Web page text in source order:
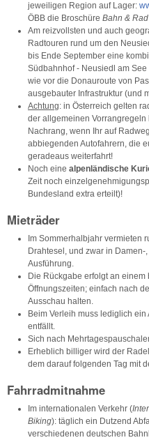
jeweiligen Region auf Lager:
ÖBB die Broschüre Bahn & Rad
Am reizvollsten und auch
Radtouren rund um den
bis Ende September eine
Südbahnhof - Neusiedl am
wie vor die Donauroute von
ausgebauter Infrastruktur (und
Achtung: in Österreich gelten
der allgemeinen
Nachrang, wenn Ihr auf
abbiegenden Autofahrern, die
geradeaus weiterfahrt!
Noch eine alpenländische
Zeit noch
Bundesland extra erteilt)!
Mieträder
Im Sommerhalbjahr vermieten
Drahtesel, und zwar in
Ausführung.
Die Rückgabe erfolgt an
Öffnungszeiten; einfach nach
Ausschau halten.
Beim Verleih muss lediglich
entfällt.
Sich nach
Erheblich billiger wird der
dem darauf folgenden Tag mit
Fahrradmitnahme
Im internationalen Verkehr (
Biking): täglich ein Dutzend
verschiedenen deutschen